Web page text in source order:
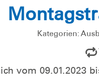
Kategorien:
vom 09.01.2023